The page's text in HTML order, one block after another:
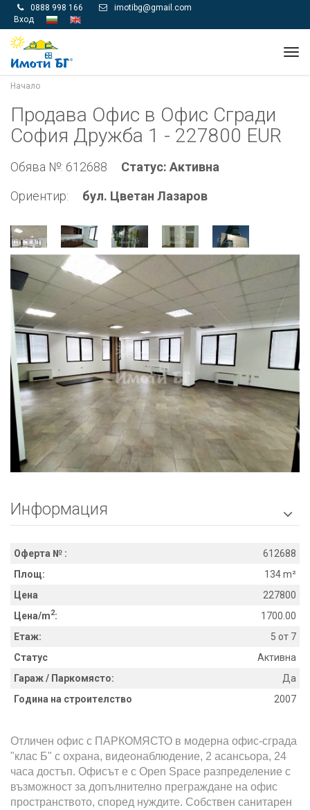
 0888 998 166 
imotibg@gmail.com
Вход
Начало
Продава Офис в Офис Сгради
София Дружба 1 - 227800 EUR
Обява №: 612688
Статус: Активна
Ориентир:
бул. Цветан Лазаров
Информация 
Оферта № :
612688
Площ:
134 m²
Цена
227800
Цена/m2:
1700.00
Етаж:
5 от 7
Статус
Активна
Гараж / Паркомясто:
Да
Година на строителство
2007
Отличен офис с ПАРКОМЯСТО в модерна офис-сграда
"клас Б" с охрана, видеонаблюдение, 2 асансьора, 24
часа достъп. Офисът е с Open Space разпределение с
възможност за допълнително преграждане на офис
пространството, според нуждите. Собствен санитарен